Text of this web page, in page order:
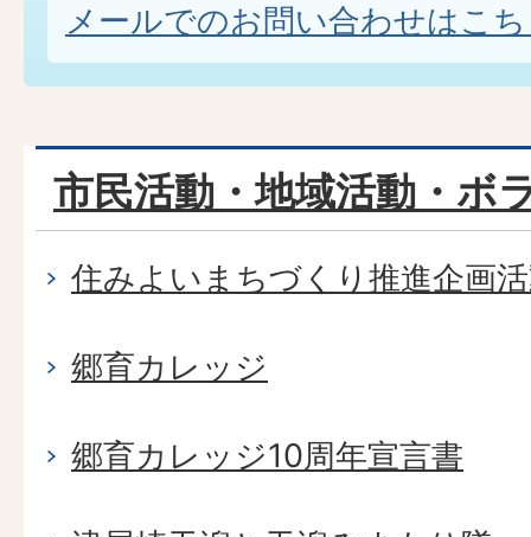
メールでのお問い合わせはこ
市民活動・地域活動・ボ
住みよいまちづくり推進企画
郷育カレッジ
郷育カレッジ10周年宣言書